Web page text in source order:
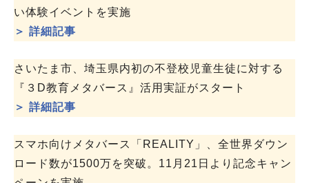
い体験イベントを実施
＞ 詳細記事
さいたま市、埼玉県内初の不登校児童生徒に対する
『３D教育メタバース』活用実証がスタート
＞ 詳細記事
スマホ向けメタバース「REALITY」、全世界ダウン
ロード数が1500万を突破。11月21日より記念キャン